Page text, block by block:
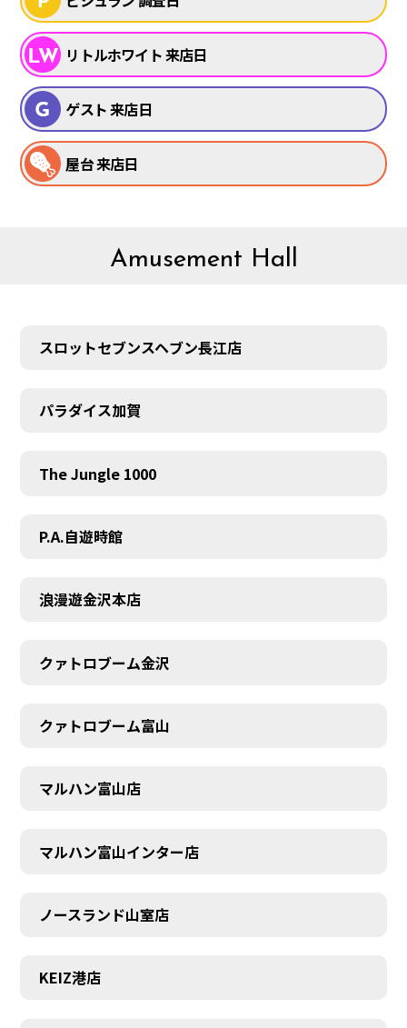
リトルホワイト 来店日
ゲスト 来店日
屋台 来店日
Amusement Hall
スロットセブンスヘブン長江店
パラダイス加賀
The Jungle 1000
P.A.自遊時館
浪漫遊金沢本店
クァトロブーム金沢
クァトロブーム富山
マルハン富山店
マルハン富山インター店
ノースランド山室店
KEIZ港店